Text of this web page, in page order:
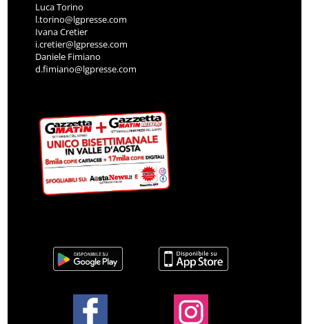
Luca Torino
l.torino@lgpresse.com
Ivana Cretier
i.cretier@lgpresse.com
Daniele Fimiano
d.fimiano@lgpresse.com